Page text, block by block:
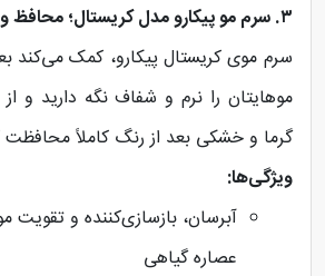
۳. سرم مو پیکارو مدل کریستال؛ محافظ و رطوبت‌رسان روزانه
سرم موی کریستال پیکارو، کمک می‌کند
موهایتان را نرم و شفاف نگه دارید و
گرما و خشکی بعد از رنگ کاملاً محافظت
ویژگی‌ها:
عصاره گیاهی